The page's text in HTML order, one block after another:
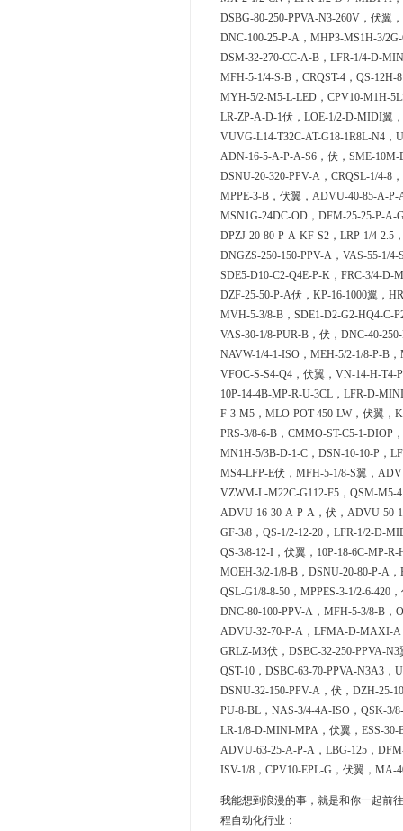
DSBG-80-250-PPVA-N3-260V，伏翼
DNC-100-25-P-A，MHP3-MS1H-3/
DSM-32-270-CC-A-B，LFR-1/4-D-
MFH-5-1/4-S-B，CRQST-4，QS-12H-8
MYH-5/2-M5-L-LED，CPV10-M1H-
LR-ZP-A-D-1伏，LOE-1/2-D-MIDI翼
VUVG-L14-T32C-AT-G18-1R8L-N4，
ADN-16-5-A-P-A-S6，伏，SME-
DSNU-20-320-PPV-A，CRQSL-1/4-8
MPPE-3-B，伏翼，ADVU-40-85-A-P-
MSN1G-24DC-OD，DFM-25-25-P-A-
DPZJ-20-80-P-A-KF-S2，LRP-1/4-2.5
DNGZS-250-150-PPV-A，VAS-55-1/
SDE5-D10-C2-Q4E-P-K，FRC-3/4-
DZF-25-50-P-A伏，KP-16-1000翼，
MVH-5-3/8-B，SDE1-D2-G2-HQ4-C-
VAS-30-1/8-PUR-B，伏，DNC-40-
NAVW-1/4-1-ISO，MEH-5/2-1/8-P-B
VFOC-S-S4-Q4，伏翼，VN-14-H-T4-
10P-14-4B-MP-R-U-3CL，LFR-D-
F-3-M5，MLO-POT-450-LW，伏翼，
PRS-3/8-6-B，CMMO-ST-C5-1-DIOP
MN1H-5/3B-D-1-C，DSN-10-10-P，
MS4-LFP-E伏，MFH-5-1/8-S翼，
VZWM-L-M22C-G112-F5，QSM-M5-
ADVU-16-30-A-P-A，伏，ADVU-50-
GF-3/8，QS-1/2-12-20，LFR-1/2-D-
QS-3/8-12-I，伏翼，10P-18-6C-MP-
MOEH-3/2-1/8-B，DSNU-20-80-P-A，
QSL-G1/8-8-50，MPPES-3-1/2-6-420
DNC-80-100-PPV-A，MFH-5-3/8-B，
ADVU-32-70-P-A，LFMA-D-MAXI-A
GRLZ-M3伏，DSBC-32-250-PPVA-
QST-10，DSBC-63-70-PPVA-N3A3，
DSNU-32-150-PPV-A，伏，DZH-25-
PU-8-BL，NAS-3/4-4A-ISO，QSK-3/
LR-1/8-D-MINI-MPA，伏翼，ESS-30-
ADVU-63-25-A-P-A，LBG-125，
ISV-1/8，CPV10-EPL-G，伏翼，MA-
我能想到浪漫的事，就是和你一起前
程自动化行业：